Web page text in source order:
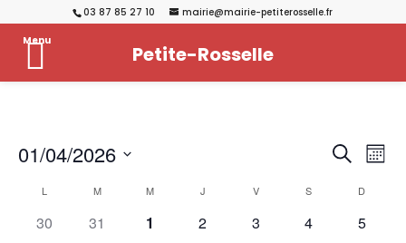
03 87 85 27 10 mairie@mairie-petiterosselle.fr
de
de
Mois
01/04/2026
une
date.
Calendrier
de
L M M J V S D
0
30
0
31
0
1
0
2
0
3
0
4
0
5
Menu
Petite-Rosselle